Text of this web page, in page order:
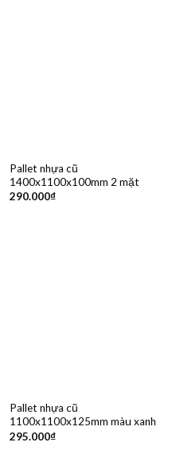
Pallet nhựa cũ
1400x1100x100mm 2 mặt
290.000₫
Pallet nhựa cũ
1100x1100x125mm màu xanh
295.000₫